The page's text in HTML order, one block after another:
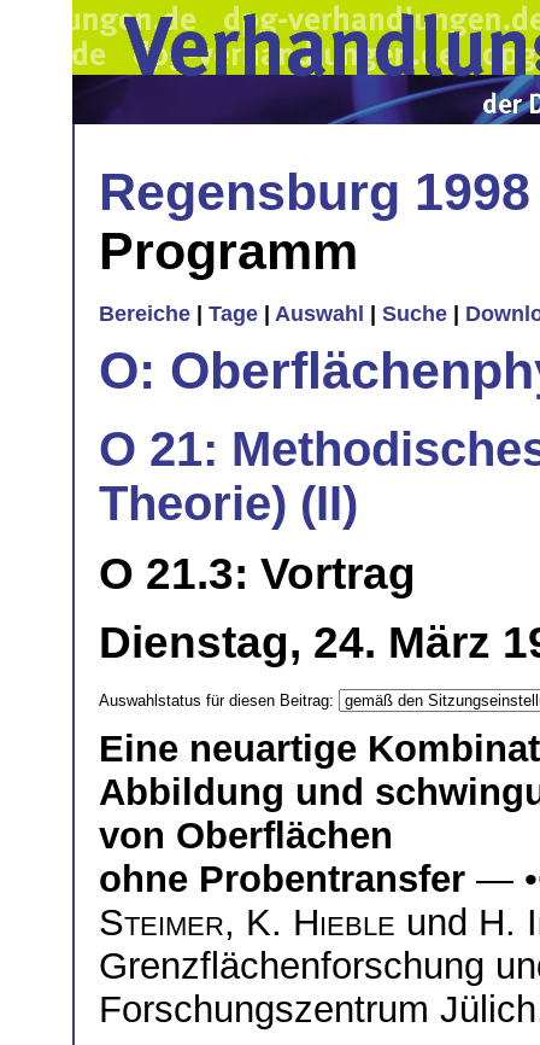
Regensburg 1998
Programm
Bereiche Tage Auswahl Suche
O:
O 21:
Theorie) (II)
O 21.3: Vortrag
Dienstag, 24. März
Auswahlstatus für diesen Beitrag:
Eine neuartige
Abbildung und
von Oberflächen
ohne Probentransfer — •
Steimer, K. Hieble und H.
Grenzflächenforschung
Forschungszentrum